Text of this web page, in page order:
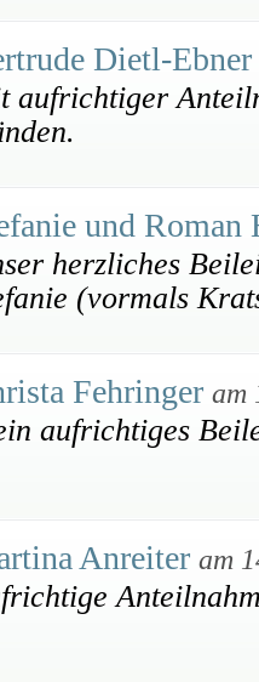
Dietl-Ebner
aufrichtiger
und Roman
herzliches
(vormals
Fehringer am
aufrichtiges
Anreiter am